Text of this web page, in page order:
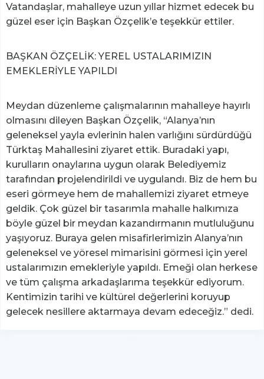
Vatandaşlar, mahalleye uzun yıllar hizmet edecek bu
güzel eser için Başkan Özçelik’e teşekkür ettiler.
BAŞKAN ÖZÇELİK: YEREL USTALARIMIZIN
EMEKLERİYLE YAPILDI
Meydan düzenleme çalışmalarının mahalleye hayırlı
olmasını dileyen Başkan Özçelik, “Alanya’nın
geleneksel yayla evlerinin halen varlığını sürdürdüğü
Türktaş Mahallesini ziyaret ettik. Buradaki yapı,
kurulların onaylarına uygun olarak Belediyemiz
tarafından projelendirildi ve uygulandı. Biz de hem bu
eseri görmeye hem de mahallemizi ziyaret etmeye
geldik. Çok güzel bir tasarımla mahalle halkımıza
böyle güzel bir meydan kazandırmanın mutluluğunu
yaşıyoruz. Buraya gelen misafirlerimizin Alanya’nın
geleneksel ve yöresel mimarisini görmesi için yerel
ustalarımızın emekleriyle yapıldı. Emeği olan herkese
ve tüm çalışma arkadaşlarıma teşekkür ediyorum.
Kentimizin tarihi ve kültürel değerlerini koruyup
gelecek nesillere aktarmaya devam edeceğiz.” dedi.